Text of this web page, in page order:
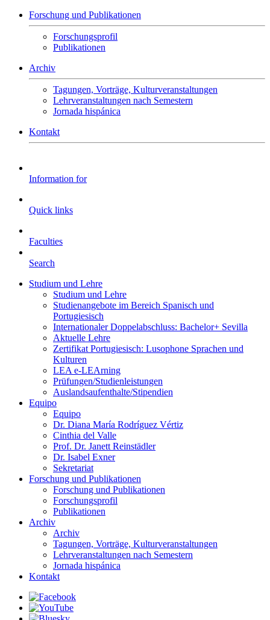
Forschung und Publikationen
Forschungsprofil
Publikationen
Archiv
Tagungen, Vorträge, Kulturveranstaltungen
Lehrveranstaltungen nach Semestern
Jornada hispánica
Kontakt
Information for
Quick links
Faculties
Search
Studium und Lehre
Studium und Lehre
Studienangebote im Bereich Spanisch und
Portugiesisch
Internationaler Doppelabschluss: Bachelor+ Sevilla
Aktuelle Lehre
Zertifikat Portugiesisch: Lusophone Sprachen und
Kulturen
LEA e-LEArning
Prüfungen/Studienleistungen
Auslandsaufenthalte/Stipendien
Equipo
Equipo
Dr. Diana María Rodríguez Vértiz
Cinthia del Valle
Prof. Dr. Janett Reinstädler
Dr. Isabel Exner
Sekretariat
Forschung und Publikationen
Forschung und Publikationen
Forschungsprofil
Publikationen
Archiv
Archiv
Tagungen, Vorträge, Kulturveranstaltungen
Lehrveranstaltungen nach Semestern
Jornada hispánica
Kontakt